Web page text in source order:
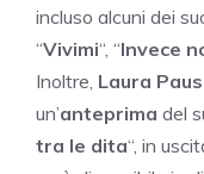
incluso alcuni dei
“Vivimi“, “Invece
Inoltre, Laura
un’anteprima del
tra le dita“, in